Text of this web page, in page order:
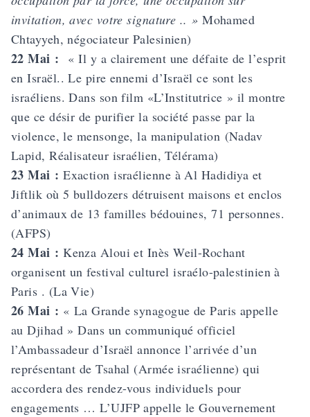
invitation, avec votre signature .. »Mohamed
Chtayyeh, négociateur Palesinien)
22 Mai : « Il y a clairement une défaite de l’esprit
en Israël.. Le pire ennemi d’Israël ce sont les
israéliens. Dans son film «L’Institutrice » il montre
que ce désir de purifier la société passe par la
violence, le mensonge, la manipulation (Nadav
Lapid, Réalisateur israélien, Télérama)
23 Mai :Exaction israélienne à Al Hadidiya et
Jiftlik où 5 bulldozers détruisent maisons et enclos
d’animaux de 13 familles bédouines, 71 personnes.
(AFPS)
24 Mai :Kenza Aloui et Inès Weil-Rochant
organisent un festival culturel israélo-palestinien à
Paris . (La Vie)
26 Mai : « La Grande synagogue de Paris appelle
au Djihad » Dans un communiqué officiel
l’Ambassadeur d’Israël annonce l’arrivée d’un
représentant de Tsahal (Armée israélienne) qui
accordera des rendez-vous individuels pour
engagements … L’UJFP appelle le Gouvernement